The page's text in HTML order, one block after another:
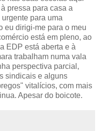
pressa para casa a
para uma
eu dirigi-me para o meu
está em pleno, ao
EDP está aberta e à
trabalham numa vala
perspectiva parcial,
sindicais e alguns
vitalícios, com mais
Apesar do boicote.